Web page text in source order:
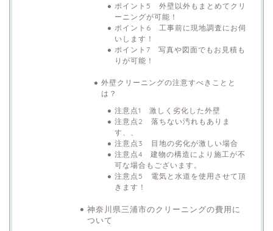
ポイント5 外壁以外もまとめてクリ
ーニングが可能！
ポイント6 工事前に現地調査にお伺
いします！
ポイント7 写真や図面でもお見積も
りが可能！
外壁クリーニングの注意すべきことと
は？
注意点1 激しく劣化した外壁
注意点2 落ちない汚れもありま
す、、
注意点3 目地の劣化が激しい場合
注意点4 建物の構造により施工が不
可な場合もございます。
注意点5 電気と水道を使用させて頂
きます！
神奈川県三浦市のクリーニングの費用に
ついて